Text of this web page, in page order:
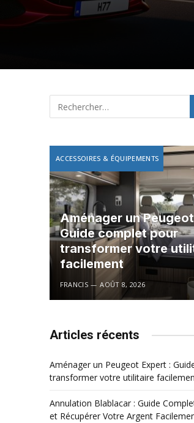
ACCESSOIRES & ÉQUIPEMENTS
Aménager un
Guide complet pour
transformer votre
facilement
FRANCIS AOÛT 8, 2026
Articles récents
Aménager un Peugeot Expert :
transformer votre utilitaire
Annulation Blablacar : Guide
et Récupérer Votre Argent